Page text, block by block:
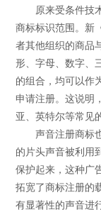
原来受条件技术
商标标识范围。新
者其他组织的商品
形、字母、数字、
的组合，均可以作
申请注册。这说明
亚、英特尔等常见
声音注册商标也
的片头声音被利用
保护起来，这种广
拓宽了商标注册的
有显著性的声音进